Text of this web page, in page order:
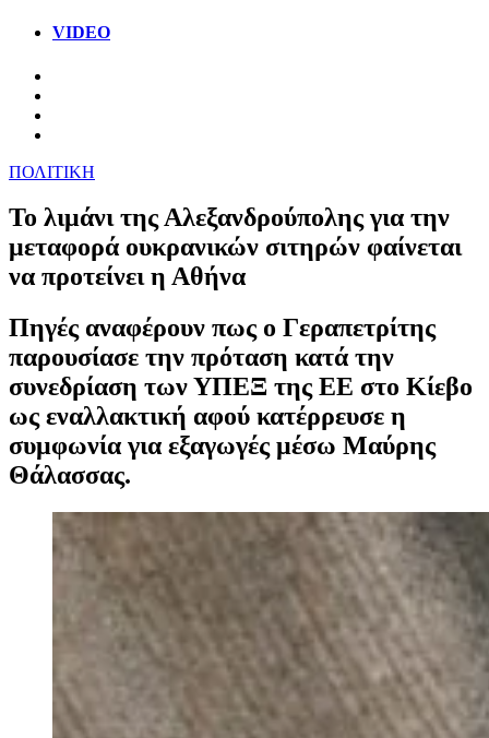
VIDEO
ΠΟΛΙΤΙΚΗ
Το λιμάνι της Αλεξανδρούπολης για την
μεταφορά ουκρανικών σιτηρών φαίνεται
να προτείνει η Αθήνα
Πηγές αναφέρουν πως ο Γεραπετρίτης
παρουσίασε την πρόταση κατά την
συνεδρίαση των ΥΠΕΞ της ΕΕ στο Κίεβο
ως εναλλακτική αφού κατέρρευσε η
συμφωνία για εξαγωγές μέσω Μαύρης
Θάλασσας.